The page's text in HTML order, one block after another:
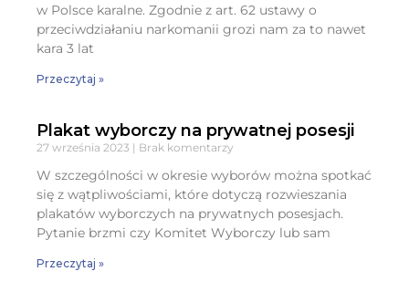
w Polsce karalne. Zgodnie z art. 62 ustawy o
przeciwdziałaniu narkomanii grozi nam za to nawet
kara 3 lat
Przeczytaj »
Plakat wyborczy na prywatnej posesji
27 września 2023 Brak komentarzy
W szczególności w okresie wyborów można spotkać
się z wątpliwościami, które dotyczą rozwieszania
plakatów wyborczych na prywatnych posesjach.
Pytanie brzmi czy Komitet Wyborczy lub sam
Przeczytaj »